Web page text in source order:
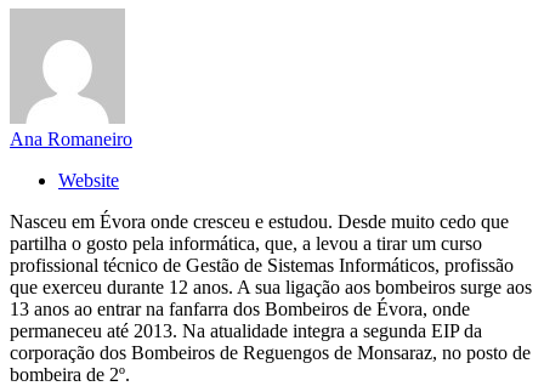
Ana Romaneiro
Website
Nasceu em Évora onde cresceu e estudou. Desde muito cedo que
partilha o gosto pela informática, que, a levou a tirar um curso
profissional técnico de Gestão de Sistemas Informáticos, profissão
que exerceu durante 12 anos. A sua ligação aos bombeiros surge aos
13 anos ao entrar na fanfarra dos Bombeiros de Évora, onde
permaneceu até 2013. Na atualidade integra a segunda EIP da
corporação dos Bombeiros de Reguengos de Monsaraz, no posto de
bombeira de 2º.